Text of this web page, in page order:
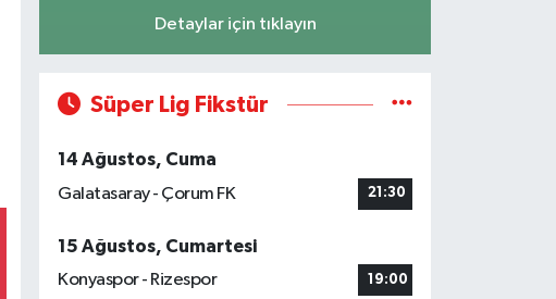
Detaylar için tıklayın
Süper Lig Fikstür
14 Ağustos, Cuma
Galatasaray - Çorum FK
21:30
15 Ağustos, Cumartesi
Konyaspor - Rizespor
19:00